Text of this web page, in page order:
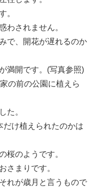
。
わされません。
で、開花が遅れるのか
満開です。(写真参照)
の前の公園に植えら
た。
だけ植えられたのかは
桜のようです。
さまりです。
れが歳月と言うもので